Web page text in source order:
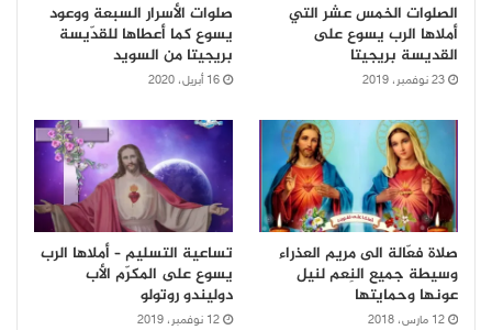
الصلوات الخمس عشر التي
أملاها الرب يسوع على
القديسة بريجيتا
23 نوفمبر، 2019
صلوات الأسرار السبعة ووعود
يسوع كما أعطاها للقدّيسة
بريجيتا من السويد
16 أبريل، 2020
صلاة فعّالة الى مريم العذراء
وسيطة جميع النِعم لنيل
عونها وحمايتها
12 مارس، 2018
تساعية التسليم – أملاها الرب
يسوع على المكرّم الأب
دوليندو روتولو
12 نوفمبر، 2019